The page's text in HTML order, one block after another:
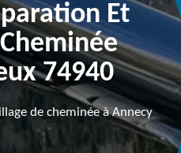
Et
74940
de cheminée à Annecy